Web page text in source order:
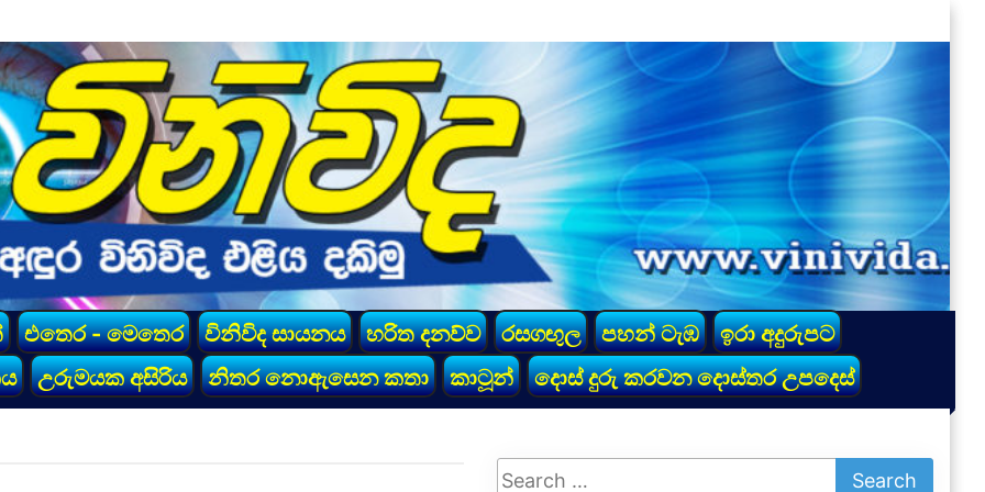
එතෙර - මෙතෙර විනිවිද සායනය හරිත දනව්ව රසගඟුල පහන් ටැඹ
ඉරා අදුරුපට
උරුමයක අසිරිය නිතර නොඇසෙන කතා කාටූන් දොස් දුරු කරවන දොස්තර උපදෙස්